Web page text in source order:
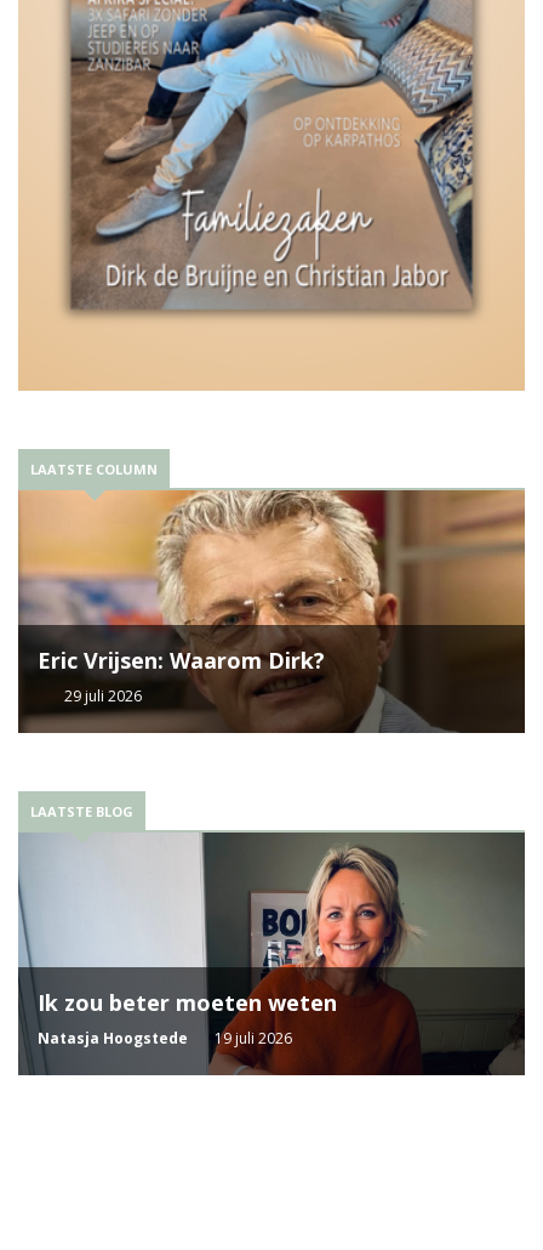
LAATSTE COLUMN
Eric Vrijsen: Waarom Dirk?
29 juli 2026
LAATSTE BLOG
Ik zou beter moeten weten
Natasja Hoogstede 19 juli 2026